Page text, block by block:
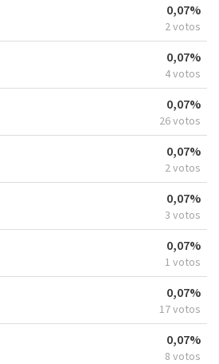
0,07%
2 votos
0,07%
4 votos
0,07%
26 votos
0,07%
2 votos
0,07%
3 votos
0,07%
1 votos
0,07%
17 votos
0,07%
8 votos